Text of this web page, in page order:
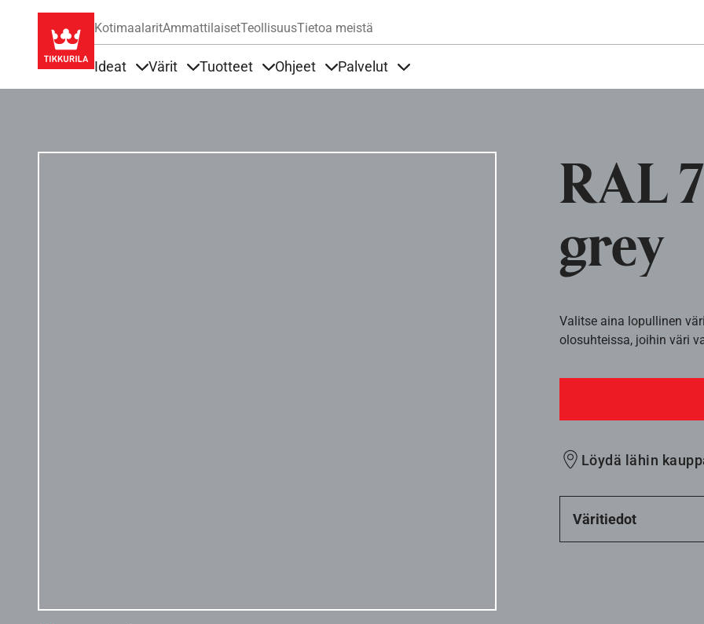
KotimaalaritAmmattilaisetTeollisuusTietoa meistä
Ideat Värit Tuotteet Ohjeet Palvelut
RAL
grey
Valitse aina lopullinen
olosuhteissa, joihin väri
Löydä lähin
Väritiedot